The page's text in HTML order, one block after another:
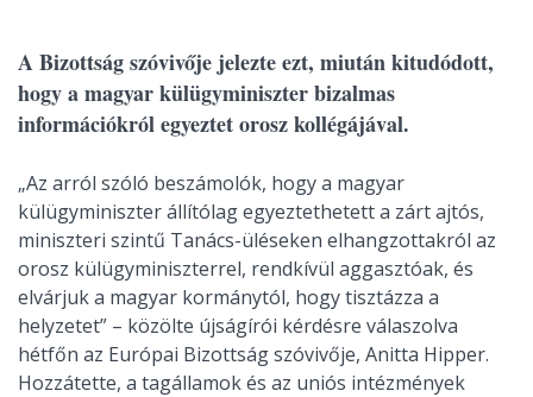
A Bizottság szóvivője jelezte ezt, miután kitudódott,
hogy a magyar külügyminiszter bizalmas
információkról egyeztet orosz kollégájával.
„Az arról szóló beszámolók, hogy a magyar
külügyminiszter állítólag egyeztethetett a zárt ajtós,
miniszteri szintű Tanács-üléseken elhangzottakról az
orosz külügyminiszterrel, rendkívül aggasztóak, és
elvárjuk a magyar kormánytól, hogy tisztázza a
helyzetet” – közölte újságírói kérdésre válaszolva
hétfőn az Európai Bizottság szóvivője, Anitta Hipper.
Hozzátette, a tagállamok és az uniós intézmények